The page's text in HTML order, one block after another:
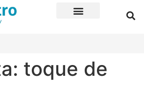
toque de